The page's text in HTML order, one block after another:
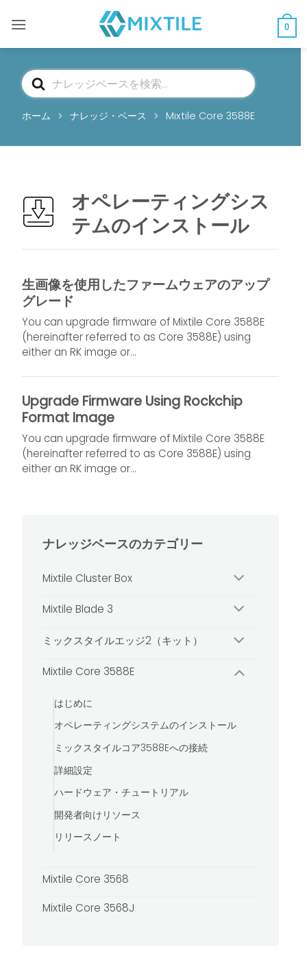
ッ
0
検
索
ホーム
ナレッジ・ベース Mixtile Core 3588E
オペレーティングシス
テムのインストール
生画像を使用したファームウェアのアップ
グレード
You can upgrade firmware of Mixtile Core 3588E
(hereinafter referred to as Core 3588E) using
either an RK image or...
Upgrade Firmware Using Rockchip
Format Image
You can upgrade firmware of Mixtile Core 3588E
(hereinafter referred to as Core 3588E) using
either an RK image or...
ナレッジベースのカテゴリー
Mixtile Cluster Box
Mixtile Blade 3
ミックスタイルエッジ2（キット）
Mixtile Core 3588E
はじめに
オペレーティングシステムのインストール
ミックスタイルコア3588Eへの接続
詳細設定
ハードウェア・チュートリアル
開発者向けリソース
リリースノート
Mixtile Core 3568
Mixtile Core 3568J